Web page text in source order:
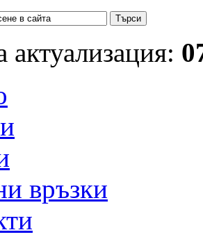
актуализация:
връзки